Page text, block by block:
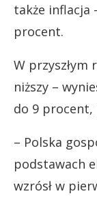
także inflacja
procent.
W przyszłym
niższy –
do 9 procent,
– Polska
podstawach
wzrósł w